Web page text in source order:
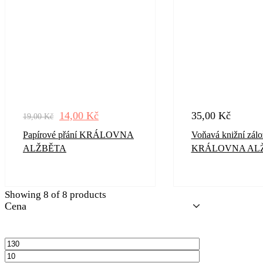
19,00Kč 14,00 Kč
Papírové přání KRÁLOVNA
ALŽBĚTA
35,00 Kč
Voňavá knižní
KRÁLOVNA
Showing 8 of 8 products
Cena